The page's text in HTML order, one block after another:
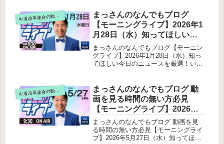
題設定力の欠如与党の危機感不足と提
言党内改革への期待雑談・エネルギ
ー・今後への意欲
中道動画 】をテキスト要約
治ニュース / 生配信 / 中道動画 】をテ
キスト要約新年度スタート・エイプリ
ルフール宣言子ども誰でも通園制度
（本格スタート）子ども・子育て支援
金の徴収開始高校授業料の実質無償化
（私立も所得制限撤廃）給食費支援
（1人あたり5200円）“年収の壁”対策
（130万円の壁）在職老齢年金の基準
更離婚後の「共同親権」制度スタート
（民法大改正）1947年以来の大改革共
同親権の範囲DV・虐待がある場合養
育費の強化親子交流の確保その他
中道改革連合の動画をテキスト要約
まっさんのなんでもブログ
【モーニングライブ】2026年1
月28日（水）知ってほしい今
日のニュースを厳選！いさ進
一が生解説する新聞情報 ・ ニ
ュースチェック【 10分解説 /
画 】をテキスト要約
まっさんのなんでもブログ【モーニン
グライブ】2026年1月28日（水）知っ
てほしい今日のニュースを厳選！いさ
ス / 生配信 / 中道動画 】をテキスト要
約冒頭・雑談前日の街頭活動の振り返
り公約動画について衆議院選挙の「比
例票」の注意喚起言葉遣いのフィード
バックジャパンファンド論争への反論
コメント欄について今日のスケジュー
ル今後の配信予定締め
中道改革連合の動画をテキスト要約
まっさんのなんでもブログ 動
画を見る時間の無い方必見
【モーニングライブ】2026年5
月27日（水）知ってほしい今
日のニュースを厳選！いさ進
一が生解説する新聞情報【 15
まっさんのなんでもブログ 動画を見
る時間の無い方必見【モーニングライ
ブ】2026年5月27日（水）知ってほし